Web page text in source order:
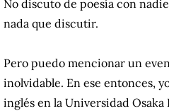
No discuto de poesía con
nada que discutir.
Pero puedo mencionar un
inolvidable. En ese entonces,
inglés en la Universidad Osaka